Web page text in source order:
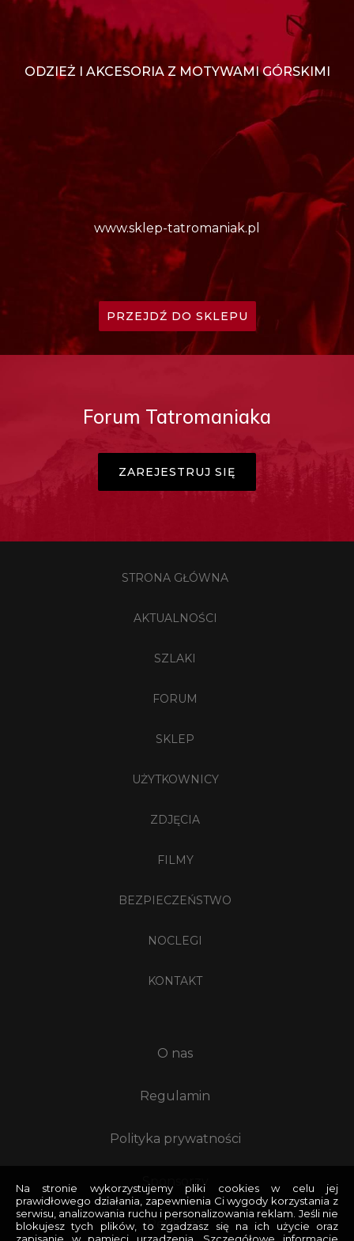
ODZIEŻ I AKCESORIA Z MOTYWAMI GÓRSKIMI
www.sklep-tatromaniak.pl
PRZEJDŹ DO SKLEPU
Forum Tatromaniaka
ZAREJESTRUJ SIĘ
STRONA GŁÓWNA
AKTUALNOŚCI
SZLAKI
FORUM
SKLEP
UŻYTKOWNICY
ZDJĘCIA
FILMY
BEZPIECZEŃSTWO
NOCLEGI
KONTAKT
O nas
Regulamin
Polityka prywatności
Sponsorzy
Reklama
Na stronie wykorzystujemy pliki cookies w celu jej
prawidłowego działania, zapewnienia Ci wygody korzystania z
serwisu, analizowania ruchu i personalizowania reklam. Jeśli nie
blokujesz tych plików, to zgadzasz się na ich użycie oraz